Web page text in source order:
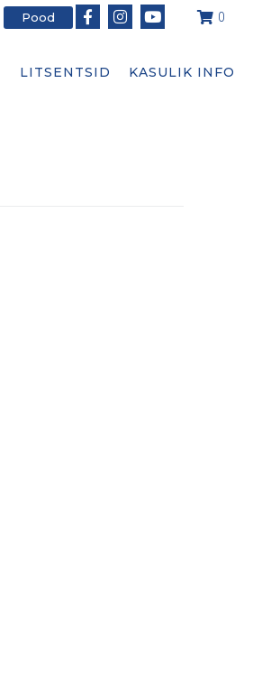
Pood 0
LITSENTSID KASULIK INFO